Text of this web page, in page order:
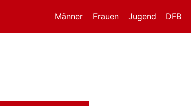
Männer Frauen Jugend DFB